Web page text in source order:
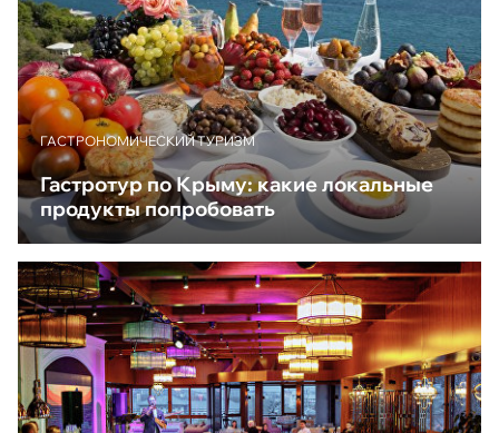
ГАСТРОНОМИЧЕСКИЙ ТУРИЗМ
Гастротур по Крыму: какие локальные
продукты попробовать